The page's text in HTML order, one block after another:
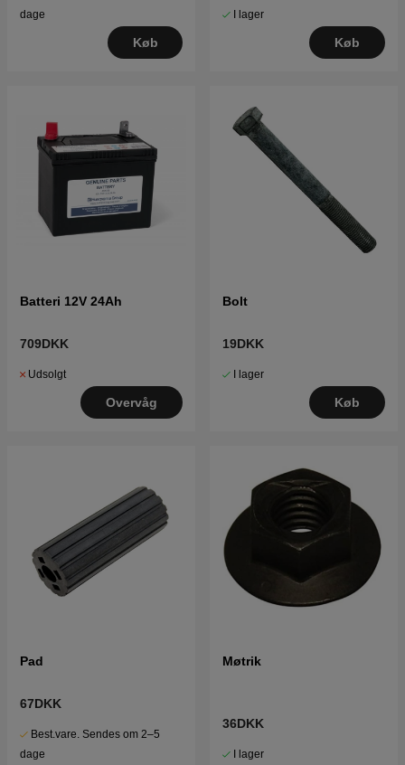
dage
Køb
I lager
Køb
Batteri 12V 24Ah
709DKK
Udsolgt
Overvåg
Bolt
19DKK
I lager
Køb
Pad
67DKK
Best.vare. Sendes om 2–5
dage
Møtrik
36DKK
I lager